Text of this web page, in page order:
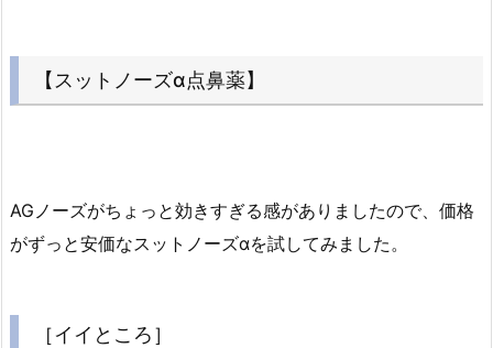
【スットノーズα点鼻薬】
AGノーズがちょっと効きすぎる感がありましたので、価格
がずっと安価なスットノーズαを試してみました。
［イイところ］